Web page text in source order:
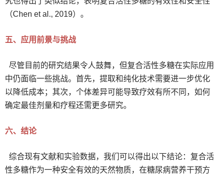
（Chen et al., 2019）。
五、应用前景与挑战
尽管目前的研究结果令人鼓舞，但复合活性多糖在实际应用
中仍面临一些挑战。首先，提取和纯化技术需要进一步优化
以降低成本；其次，个体差异可能导致疗效有所不同，如何
确定最佳剂量和疗程还需更多研究。
六、结论
综合现有文献和实验数据，我们可以得出以下结论：复合活
性多糖作为一种安全有效的天然物质，在糖尿病营养干预方